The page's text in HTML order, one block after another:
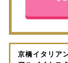
京橋イタリア